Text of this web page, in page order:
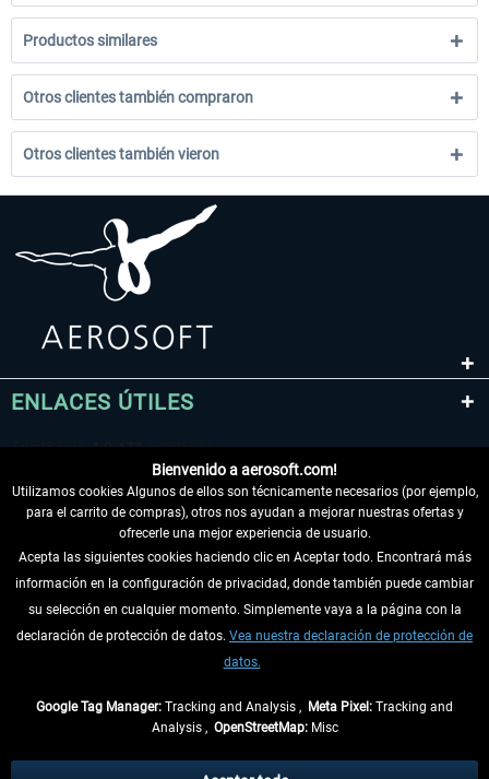
Productos similares
Otros clientes también compraron
Otros clientes también vieron
ENLACES ÚTILES
DESISTIR DEL CONTRATO
INFORMACIÓN
Bienvenido a aerosoft.com!
Utilizamos cookies Algunos de ellos son técnicamente necesarios (por ejemplo,
para el carrito de compras), otros nos ayudan a mejorar nuestras ofertas y
ofrecerle una mejor experiencia de usuario.
Acepta las siguientes cookies haciendo clic en Aceptar todo. Encontrará más
información en la configuración de privacidad, donde también puede cambiar
su selección en cualquier momento. Simplemente vaya a la página con la
declaración de protección de datos. Vea nuestra declaración de protección de
datos.
Google Tag Manager: Tracking and Analysis , Meta Pixel: Tracking and
Analysis , OpenStreetMap:Misc